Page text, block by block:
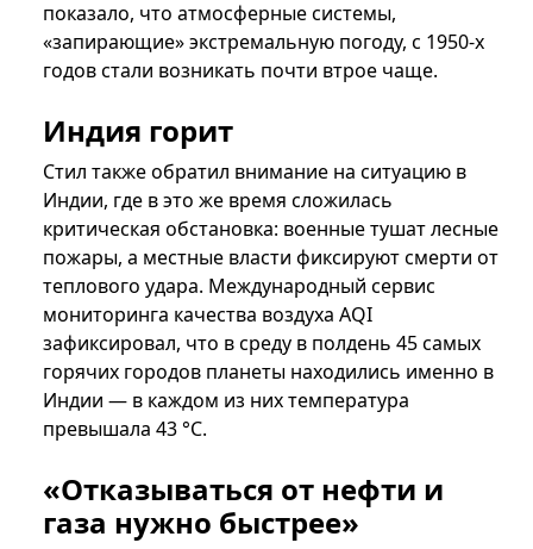
показало, что атмосферные системы,
«запирающие» экстремальную погоду, с 1950-х
годов стали возникать почти втрое чаще.
Индия горит
Стил также обратил внимание на ситуацию в
Индии, где в это же время сложилась
критическая обстановка: военные тушат лесные
пожары, а местные власти фиксируют смерти от
теплового удара. Международный сервис
мониторинга качества воздуха AQI
зафиксировал, что в среду в полдень 45 самых
горячих городов планеты находились именно в
Индии — в каждом из них температура
превышала 43 °C.
«Отказываться от нефти и
газа нужно быстрее»